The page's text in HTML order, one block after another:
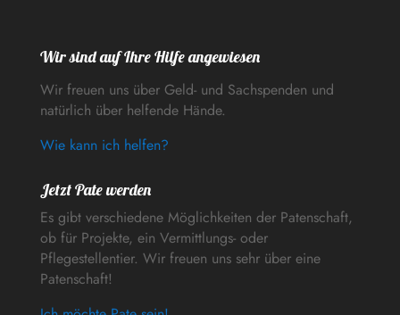
Wir sind auf Ihre Hilfe angewiesen
Wir freuen uns über Geld- und Sachspenden und
natürlich über helfende Hände.
Wie kann ich helfen?
Jetzt Pate werden
Es gibt verschiedene Möglichkeiten der Patenschaft,
ob für Projekte, ein Vermittlungs- oder
Pflegestellentier. Wir freuen uns sehr über eine
Patenschaft!